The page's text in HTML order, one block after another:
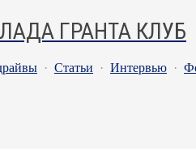
ГРАНТА КЛУБ
· Статьи · Интервью ·